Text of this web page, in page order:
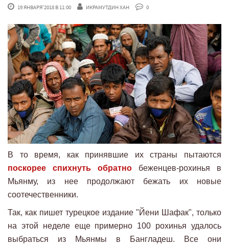
19 ЯНВАРЯ'2018 В 11:00 ИКРАМУТДИН ХАН 0
В то время, как принявшие их страны пытаются
поскорее спихнуть обратно
беженцев-рохинья в
Мьянму, из нее продолжают бежать их новые
соотечественники.
Так, как пишет турецкое издание "Йени Шафак", только
на этой неделе еще примерно 100 рохинья удалось
выбраться из Мьянмы в Бангладеш. Все они